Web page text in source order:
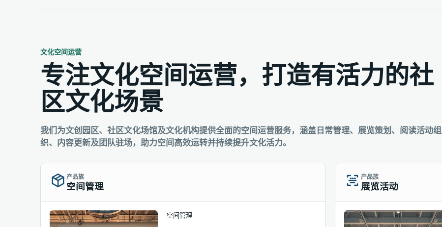
文化空间运营
专注文化空间运营，打造有活力的社
区文化场景
我们为文创园区、社区文化场馆及文化机构提供全面的空间运营服务，涵盖日常管理、展览策划、阅读活动组
织、内容更新及团队驻场，助力空间高效运转并持续提升文化活力。
产品族
空间管理
空间管理
产品族
展览活动